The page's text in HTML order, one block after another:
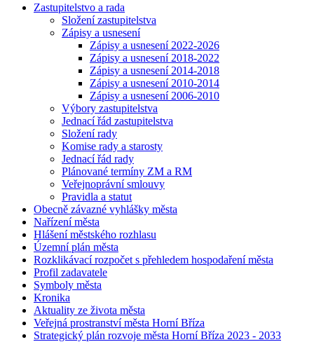
Zastupitelstvo a rada
Složení zastupitelstva
Zápisy a usnesení
Zápisy a usnesení 2022-2026
Zápisy a usnesení 2018-2022
Zápisy a usnesení 2014-2018
Zápisy a usnesení 2010-2014
Zápisy a usnesení 2006-2010
Výbory zastupitelstva
Jednací řád zastupitelstva
Složení rady
Komise rady a starosty
Jednací řád rady
Plánované termíny ZM a RM
Veřejnoprávní smlouvy
Pravidla a statut
Obecně závazné vyhlášky města
Nařízení města
Hlášení městského rozhlasu
Územní plán města
Rozklikávací rozpočet s přehledem hospodaření města
Profil zadavatele
Symboly města
Kronika
Aktuality ze života města
Veřejná prostranství města Horní Bříza
Strategický plán rozvoje města Horní Bříza 2023 - 2033